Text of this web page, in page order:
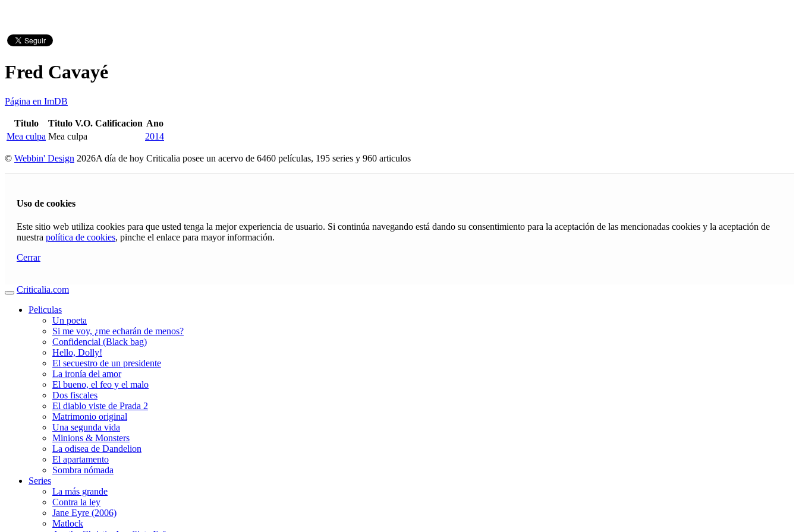
Fred Cavayé
Página en ImDB
Titulo Titulo V.O. Calificacion Ano
Mea culpa Mea culpa 2014
© Webbin' Design 2026A día de hoy Criticalia posee un acervo de 6460 películas, 195 series y 960 articulos
Uso de cookies
Este sitio web utiliza cookies para que usted tenga la mejor experiencia de usuario. Si continúa navegando está dando su consentimiento para la aceptación de las mencionadas cookies y la aceptación de
nuestra política de cookies, pinche el enlace para mayor información.
Cerrar
Criticalia.com
Peliculas
Un poeta
Si me voy, ¿me echarán de menos?
Confidencial (Black bag)
Hello, Dolly!
El secuestro de un presidente
La ironía del amor
El bueno, el feo y el malo
Dos fiscales
El diablo viste de Prada 2
Matrimonio original
Una segunda vida
Minions & Monsters
La odisea de Dandelion
El apartamento
Sombra nómada
Series
La más grande
Contra la ley
Jane Eyre (2006)
Matlock